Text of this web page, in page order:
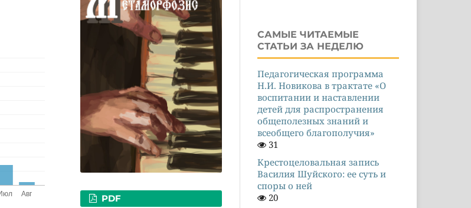
PDF
САМЫЕ ЧИТАЕМЫЕ
СТАТЬИ ЗА НЕДЕЛЮ
Педагогическая программа
Н.И. Новикова в трактате «О
воспитании и наставлении
детей для распространения
общеполезных знаний и
всеобщего благополучия»
31
Крестоцеловальная запись
Василия Шуйского: ее суть и
споры о ней
20